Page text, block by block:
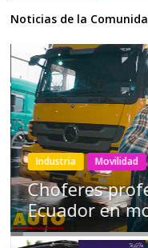
Noticias de la
Industria Movilidad
Choferes
Ecuador en